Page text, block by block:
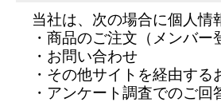
当社は、次の場合に個人情
・商品のご注文（メンバ
・お問い合わせ
・その他サイトを経由す
・アンケート調査でのご回